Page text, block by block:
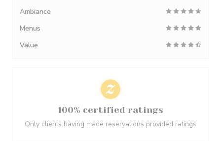
Ambiance
Menus
Value
100% certified ratings
Only clients having made reservations provided ratings